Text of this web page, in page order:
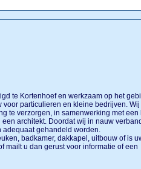
te Kortenhoef en werkzaam op het
particulieren en kleine bedrijven. Wij
te verzorgen, in samenwerking met een
architekt. Doordat wij in nauw
adequaat gehandeld worden.
badkamer, dakkapel, uitbouw of is
mailt u dan gerust voor informatie of een